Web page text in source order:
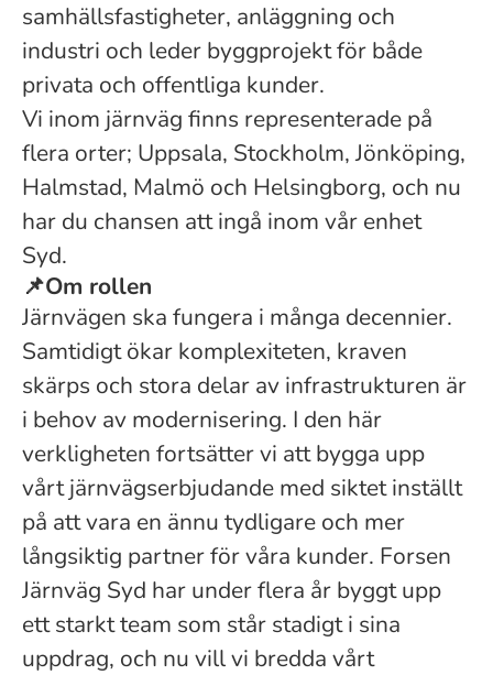
samhällsfastigheter, anläggning och
industri och leder byggprojekt för både
privata och offentliga kunder.
Vi inom järnväg finns representerade på
flera orter; Uppsala, Stockholm, Jönköping,
Halmstad, Malmö och Helsingborg, och nu
har du chansen att ingå inom vår enhet
Syd.
📌Om rollen
Järnvägen ska fungera i många decennier.
Samtidigt ökar komplexiteten, kraven
skärps och stora delar av infrastrukturen är
i behov av modernisering. I den här
verkligheten fortsätter vi att bygga upp
vårt järnvägserbjudande med siktet inställt
på att vara en ännu tydligare och mer
långsiktig partner för våra kunder. Forsen
Järnväg Syd har under flera år byggt upp
ett starkt team som står stadigt i sina
uppdrag, och nu vill vi bredda vårt